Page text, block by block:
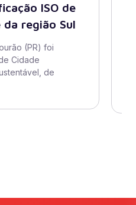
ISO de
região Sul
(PR) foi
Cidade
de